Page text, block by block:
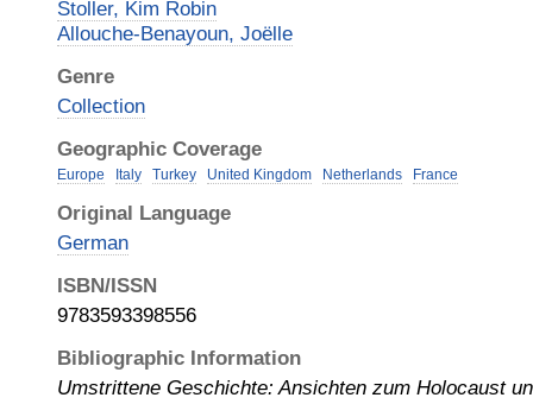
Stoller, Kim Robin
Allouche-Benayoun, Joëlle
Genre
Collection
Geographic Coverage
Europe Italy Turkey United Kingdom Netherlands France
Original Language
German
ISBN/ISSN
9783593398556
Bibliographic Information
Umstrittene Geschichte: Ansichten zum Holocaust